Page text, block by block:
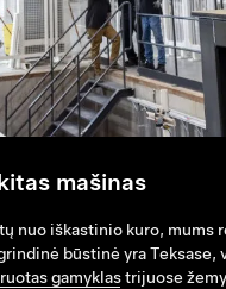
nuo iškastinio kuro, mums
būstinė yra Teksase,
gamyklastrijuose
mašinas